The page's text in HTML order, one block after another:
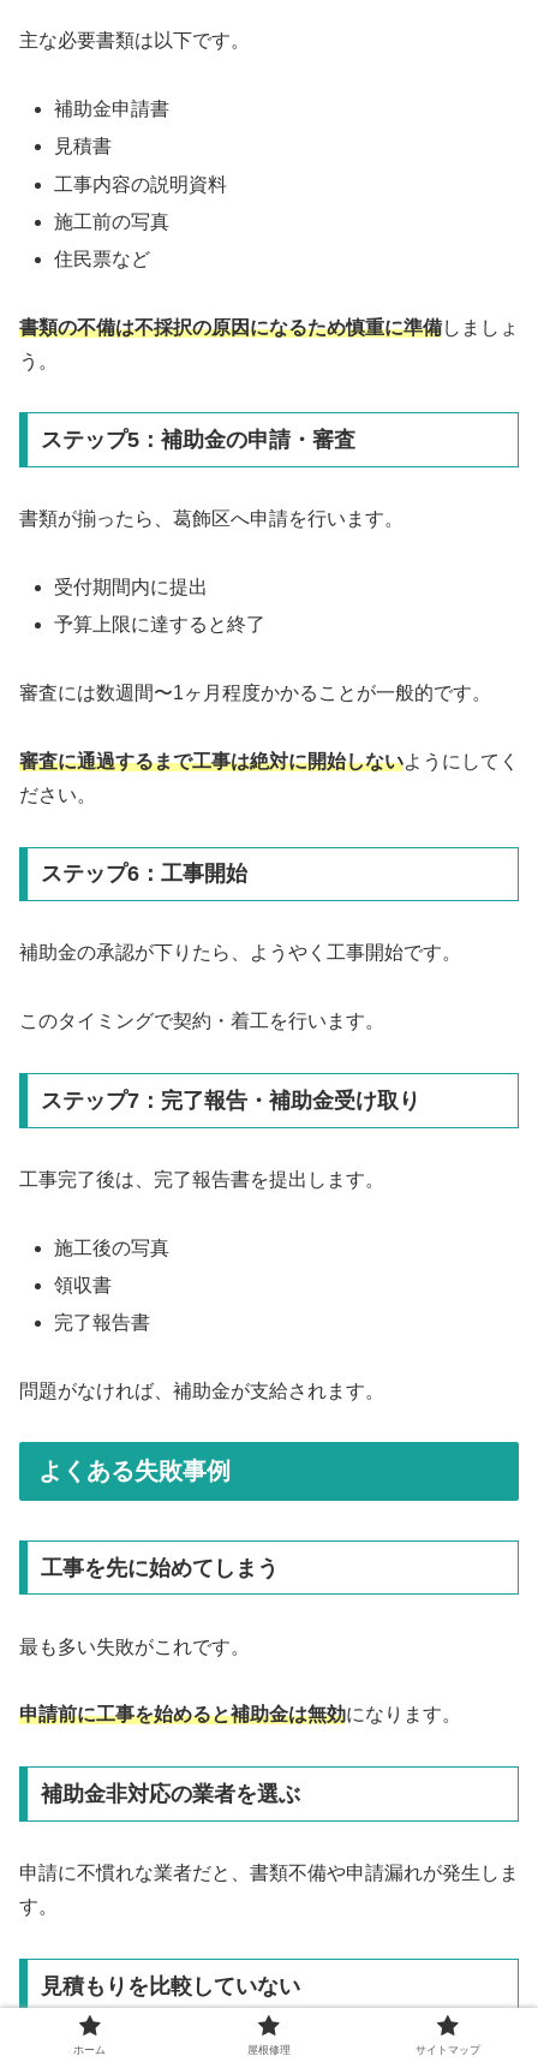
主な必要書類は以下です。
補助金申請書
見積書
工事内容の説明資料
施工前の写真
住民票など
書類の不備は不採択の原因になるため慎重に準備しましょ
う。
ステップ5：補助金の申請・審査
書類が揃ったら、葛飾区へ申請を行います。
受付期間内に提出
予算上限に達すると終了
審査には数週間〜1ヶ月程度かかることが一般的です。
審査に通過するまで工事は絶対に開始しないようにしてく
ださい。
ステップ6：工事開始
補助金の承認が下りたら、ようやく工事開始です。
このタイミングで契約・着工を行います。
ステップ7：完了報告・補助金受け取り
工事完了後は、完了報告書を提出します。
施工後の写真
領収書
完了報告書
問題がなければ、補助金が支給されます。
よくある失敗事例
工事を先に始めてしまう
最も多い失敗がこれです。
申請前に工事を始めると補助金は無効になります。
補助金非対応の業者を選ぶ
申請に不慣れな業者だと、書類不備や申請漏れが発生しま
す。
見積もりを比較していない
ホーム 屋根修理 サイトマップ